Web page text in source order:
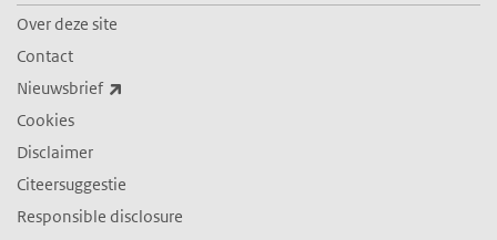
Over deze site
Contact
Nieuwsbrief
Cookies
Disclaimer
Citeersuggestie
Responsible disclosure